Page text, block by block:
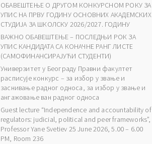
ОБАВЕШТЕЊЕ О ДРУГОМ КОНКУРСНОМ РОКУ ЗА
УПИС НА ПРВУ ГОДИНУ ОСНОВНИХ АКАДЕМСКИХ
СТУДИЈА ЗА ШКОЛСКУ 2026/2027. ГОДИНУ
ВАЖНО ОБАВЕШТЕЊЕ – ПОСЛЕДЊИ РОК ЗА
УПИС КАНДИДАТА СА КОНАЧНЕ РАНГ ЛИСТЕ
(САМОФИНАНСИРАЈУЋИ СТУДЕНТИ)
Универзитет у Београду Правни факултет
расписује конкурс – за избор у звање и
заснивање радног односа, за избор у звање и
ангажовање ван радног односа
Guest lecture “Independence and accountability of
regulators: judicial, political and peer frameworks”,
Professor Yane Svetiev 25 June 2026, 5.00 – 6.00
PM, Room 236